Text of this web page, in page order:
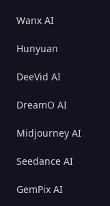
Wanx AI
Hunyuan
DeeVid AI
DreamO AI
Midjourney AI
Seedance AI
GemPix AI